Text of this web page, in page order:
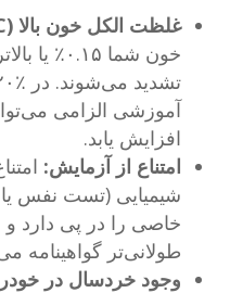
غلظت الکل خون بالا (BAC):
خون شما
افزایش یابد.
امتناع از آزمایش:
شیمیایی (تست نفس
خاصی را در پی دارد و
طولانی‌تر گواهینامه
وجود خردسال در